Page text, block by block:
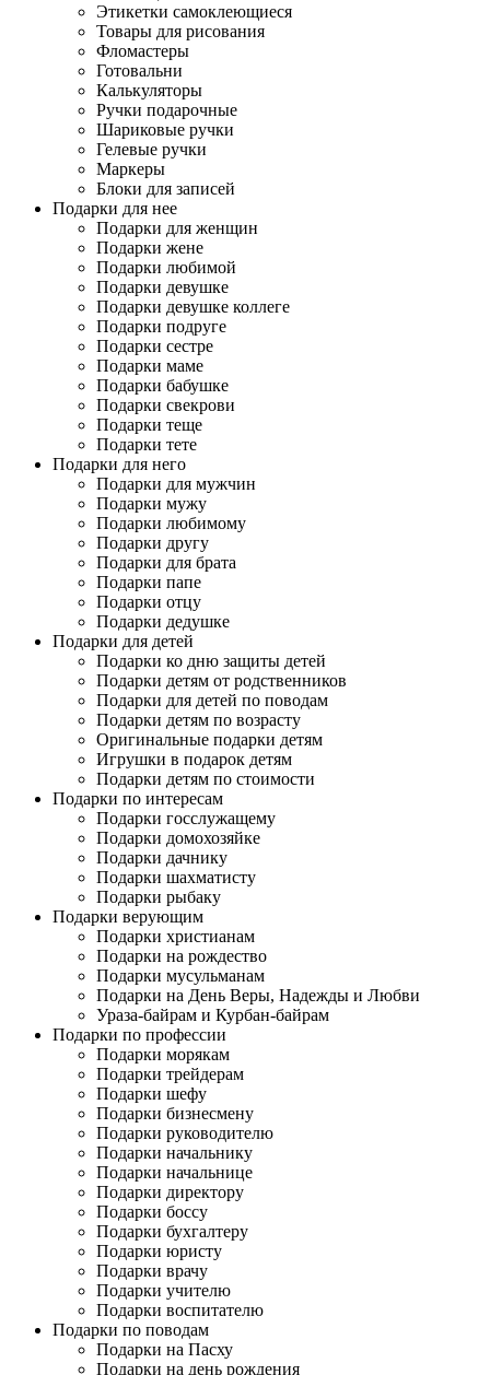
Этикетки самоклеющиеся
Товары для рисования
Фломастеры
Готовальни
Калькуляторы
Ручки подарочные
Шариковые ручки
Гелевые ручки
Маркеры
Блоки для записей
Подарки для нее
Подарки для женщин
Подарки жене
Подарки любимой
Подарки девушке
Подарки девушке коллеге
Подарки подруге
Подарки сестре
Подарки маме
Подарки бабушке
Подарки свекрови
Подарки теще
Подарки тете
Подарки для него
Подарки для мужчин
Подарки мужу
Подарки любимому
Подарки другу
Подарки для брата
Подарки папе
Подарки отцу
Подарки дедушке
Подарки для детей
Подарки ко дню защиты детей
Подарки детям от родственников
Подарки для детей по поводам
Подарки детям по возрасту
Оригинальные подарки детям
Игрушки в подарок детям
Подарки детям по стоимости
Подарки по интересам
Подарки госслужащему
Подарки домохозяйке
Подарки дачнику
Подарки шахматисту
Подарки рыбаку
Подарки верующим
Подарки христианам
Подарки на рождество
Подарки мусульманам
Подарки на День Веры, Надежды и Любви
Ураза-байрам и Курбан-байрам
Подарки по профессии
Подарки морякам
Подарки трейдерам
Подарки шефу
Подарки бизнесмену
Подарки руководителю
Подарки начальнику
Подарки начальнице
Подарки директору
Подарки боссу
Подарки бухгалтеру
Подарки юристу
Подарки врачу
Подарки учителю
Подарки воспитателю
Подарки по поводам
Подарки на Пасху
Подарки на день рождения